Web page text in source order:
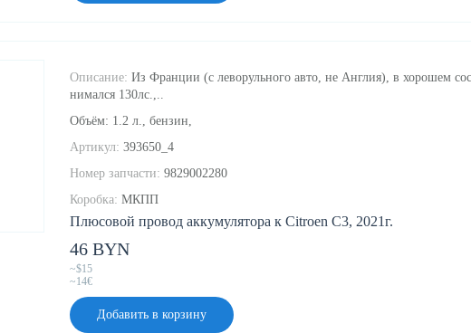
Плюсовой провод аккумулятора к Citroen C3, 2021г.
Описание: Из Франции (с леворульного авто, не Англия), в хорошем
нимался 130лс.,..
Объём: 1.2 л., бензин,
Артикул: 393650_4
Номер запчасти: 9829002280
Коробка: МКПП
46 BYN
~$15
~14€
Добавить в корзину